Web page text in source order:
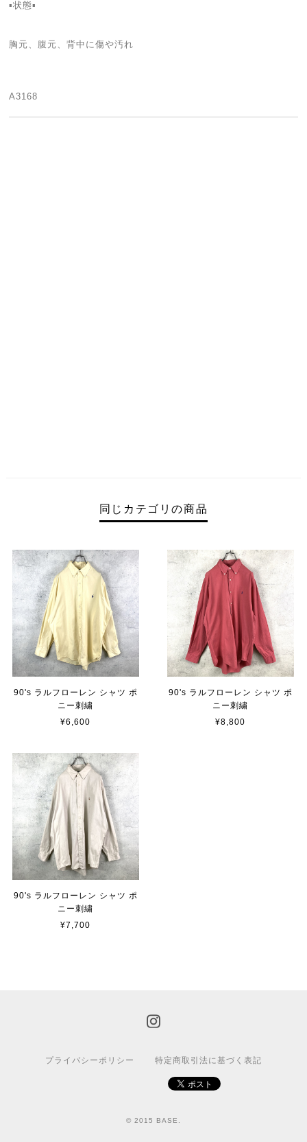
▪️状態▪️
胸元、腹元、背中に傷や汚れ
A3168
同じカテゴリの商品
90's ラルフローレン シャツ ポ
ニー刺繍
¥6,600
90's ラルフローレン シャツ ポ
ニー刺繍
¥8,800
90's ラルフローレン シャツ ポ
ニー刺繍
¥7,700
プライバシーポリシー 特定商取引法に基づく表記
© 2015 BASE.